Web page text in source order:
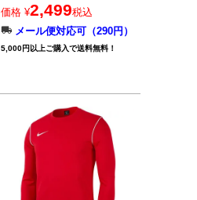
価格 ¥2,499税込
メール便対応可（290円）
5,000円以上ご購入で送料無料！